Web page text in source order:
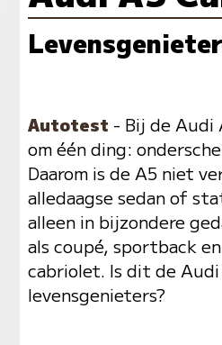
Levensgenieter
Autotest - Bij de Audi
om één ding:
Daarom is de A5 niet
alledaagse sedan of
alleen in bijzondere
als coupé, sportback
cabriolet. Is dit de
levensgenieters?